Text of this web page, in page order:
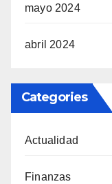
mayo 2024
abril 2024
Categories
Actualidad
Finanzas